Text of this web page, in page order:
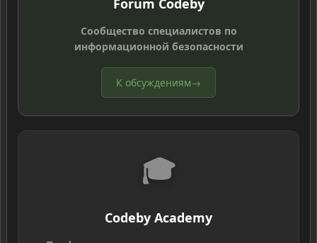
Forum Codeby
Сообщество специалистов по
информационной безопасности
К обсуждениям→
🎓
Codeby Academy